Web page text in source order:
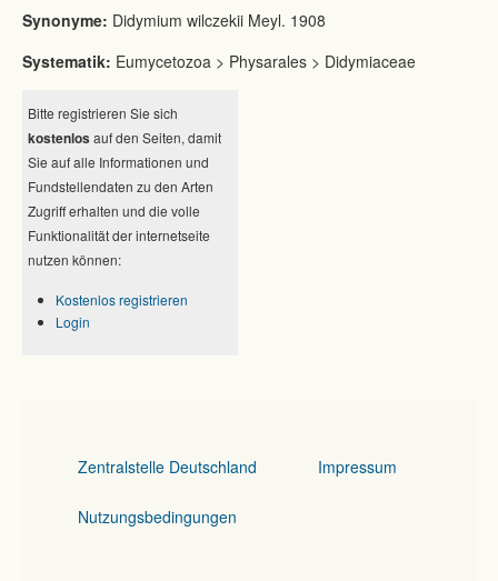
Synonyme: Didymium wilczekii Meyl. 1908
Systematik: Eumycetozoa > Physarales > Didymiaceae
Bitte registrieren Sie sich
kostenlos auf den Seiten, damit
Sie auf alle Informationen und
Fundstellendaten zu den Arten
Zugriff erhalten und die volle
Funktionalität der internetseite
nutzen können:
Kostenlos registrieren
Login
Zentralstelle Deutschland Impressum
Nutzungsbedingungen